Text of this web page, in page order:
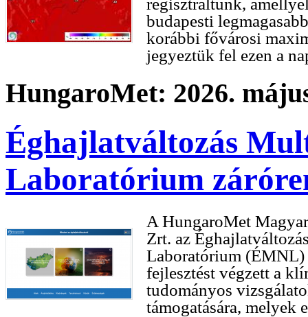
regisztráltunk,
budapesti
korábbi fővárosi
jegyeztük fel ezen a
HungaroMet: 2026.
Éghajlatváltozás
Laboratórium
A HungaroMet
Zrt. az
Laboratórium (ÉMNL)
fejlesztést végzett a
tudományos
támogatására, melyek